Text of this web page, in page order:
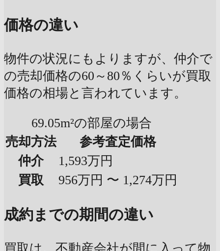
価格の違い
物件の状況にもよりますが、仲介で
の売却価格の60～80％くらいが買取
価格の相場と言われています。
69.05m²の部屋の場合
売却方法
参考査定価格
仲介
1,593万円
買取
956万円 〜 1,274万円
成約までの期間の違い
買取は、不動産会社が間に入って物